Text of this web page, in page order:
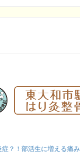
？！部活生に増える痛